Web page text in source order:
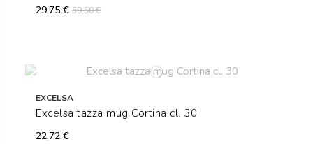
29,75 €59,50 €
EXCELSA
Excelsa tazza mug Cortina cl. 30
22,72 €